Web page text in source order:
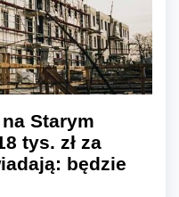
Starym
tys. zł za
będzie